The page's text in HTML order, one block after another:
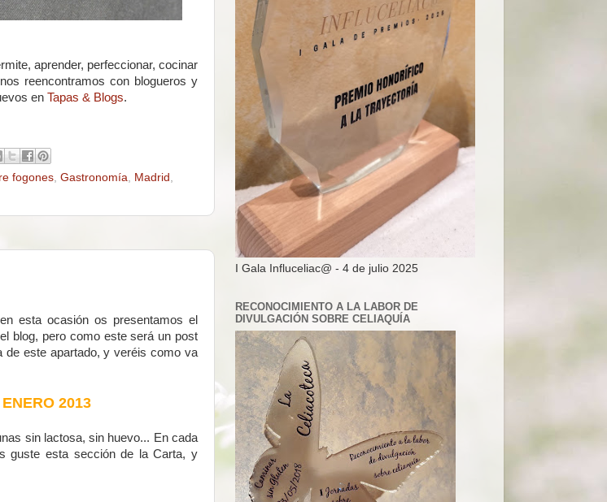
aprender, perfeccionar, cocinar
reencontramos con blogueros y
en Tapas & Blogs.
fogones Gastronomía Madrid
esta ocasión os presentamos el
blog, pero como este será un post
de este apartado, y veréis como va
2013
sin lactosa, sin huevo... En cada
guste esta sección de la Carta, y
I Gala Influceliac@ - 4 de julio 2025
RECONOCIMIENTO A LA LABOR DE
DIVULGACIÓN SOBRE CELIAQUÍA